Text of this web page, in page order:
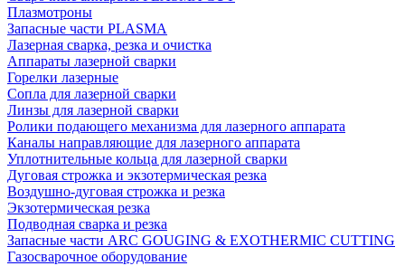
Плазмотроны
Запасные части PLASMA
Лазерная сварка, резка и очистка
Аппараты лазерной сварки
Горелки лазерные
Сопла для лазерной сварки
Линзы для лазерной сварки
Ролики подающего механизма для лазерного аппарата
Каналы направляющие для лазерного аппарата
Уплотнительные кольца для лазерной сварки
Дуговая строжка и экзотермическая резка
Воздушно-дуговая строжка и резка
Экзотермическая резка
Подводная сварка и резка
Запасные части ARC GOUGING & EXOTHERMIC CUTTING
Газосварочное оборудование